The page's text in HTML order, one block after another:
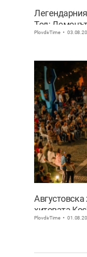
Тод:
с премиера
PlovdivTime
Августовска
хитовата
ще се
PlovdivTime